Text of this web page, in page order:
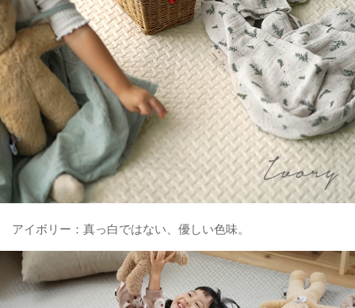
アイボリー：真っ白ではない、優しい色味。